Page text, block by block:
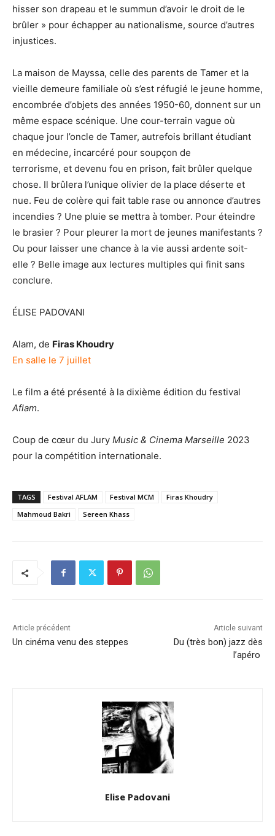
hisser son drapeau et le summun d’avoir le droit de le
brûler » pour échapper au nationalisme, source d’autres
injustices.
La maison de Mayssa, celle des parents de Tamer et la
vieille demeure familiale où s’est réfugié le jeune homme,
encombrée d’objets des années 1950-60, donnent sur un
même espace scénique. Une cour-terrain vague où
chaque jour l’oncle de Tamer, autrefois brillant étudiant
en médecine, incarcéré pour soupçon de
terrorisme, et devenu fou en prison, fait brûler quelque
chose. Il brûlera l’unique olivier de la place déserte et
nue. Feu de colère qui fait table rase ou annonce d’autres
incendies ? Une pluie se mettra à tomber. Pour éteindre
le brasier ? Pour pleurer la mort de jeunes manifestants ?
Ou pour laisser une chance à la vie aussi ardente soit-
elle ? Belle image aux lectures multiples qui finit sans
conclure.
ÉLISE PADOVANI
Alam, de Firas Khoudry
En salle le 7 juillet
Le film a été présenté à la dixième édition du festival
Aflam.
Coup de cœur du Jury Music & Cinema Marseille 2023
pour la compétition internationale.
TAGS Festival AFLAM Festival MCM
Firas Khoudry
Mahmoud Bakri
Sereen Khass
Article précédent
Un cinéma venu des steppes
Article suivant
Du (très bon) jazz dès
l’apéro
Elise Padovani